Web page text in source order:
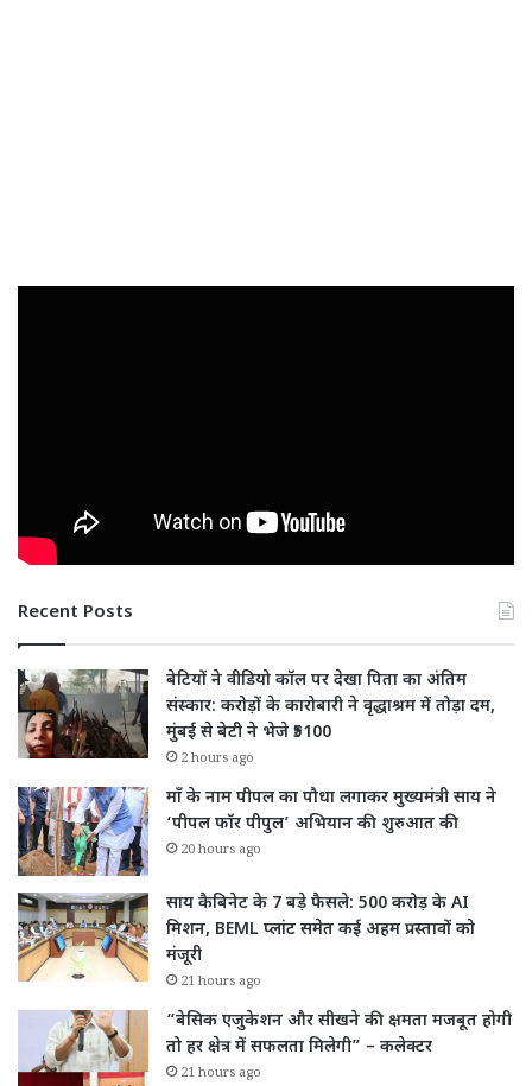
Recent Posts
बेटियों ने वीडियो कॉल पर देखा पिता का अंतिम
संस्कार: करोड़ों के कारोबारी ने वृद्धाश्रम में तोड़ा दम,
मुंबई से बेटी ने भेजे ₹5100
2 hours ago
माँ के नाम पीपल का पौधा लगाकर मुख्यमंत्री साय ने
‘पीपल फॉर पीपुल’ अभियान की शुरुआत की
20 hours ago
साय कैबिनेट के 7 बड़े फैसले: 500 करोड़ के AI
मिशन, BEML प्लांट समेत कई अहम प्रस्तावों को
मंजूरी
21 hours ago
“बेसिक एजुकेशन और सीखने की क्षमता मजबूत होगी
तो हर क्षेत्र में सफलता मिलेगी” – कलेक्टर
21 hours ago